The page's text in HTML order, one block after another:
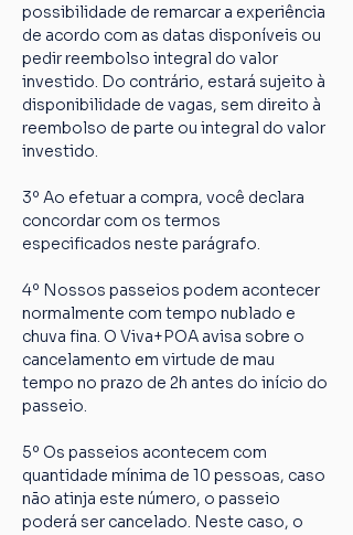
possibilidade de remarcar a experiência
de acordo com as datas disponíveis ou
pedir reembolso integral do valor
investido. Do contrário, estará sujeito à
disponibilidade de vagas, sem direito à
reembolso de parte ou integral do valor
investido.
3º Ao efetuar a compra, você declara
concordar com os termos
especificados neste parágrafo.
4º Nossos passeios podem acontecer
normalmente com tempo nublado e
chuva fina. O Viva+POA avisa sobre o
cancelamento em virtude de mau
tempo no prazo de 2h antes do início do
passeio.
5º Os passeios acontecem com
quantidade mínima de 10 pessoas, caso
não atinja este número, o passeio
poderá ser cancelado. Neste caso, o